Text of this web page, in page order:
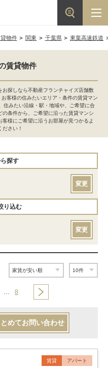
物件 関東 千葉県 東葉高速鉄道
賃貸物件
お探しなら不動産フランチャイズ店舗数
客様の住みたいエリア・条件の賃貸マン
住みたい沿線・駅・地域や、ご希望に合
条件から、ご希望に沿った賃貸マンシ
様にご希望に沿うお部屋が見つかるよ
さい！
探す
変更
り込む
変更
… 8
とめてお問い合わせ
賃貸 アパート